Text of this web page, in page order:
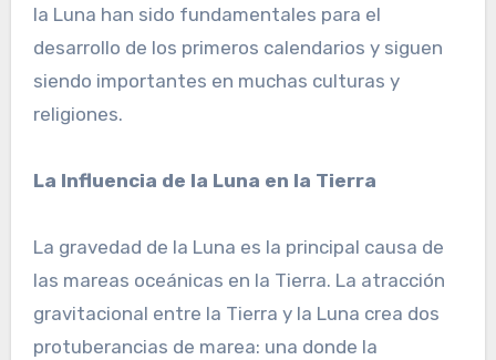
la Luna han sido fundamentales para el
desarrollo de los primeros calendarios y siguen
siendo importantes en muchas culturas y
religiones.
La Influencia de la Luna en la Tierra
La gravedad de la Luna es la principal causa de
las mareas oceánicas en la Tierra. La atracción
gravitacional entre la Tierra y la Luna crea dos
protuberancias de marea: una donde la